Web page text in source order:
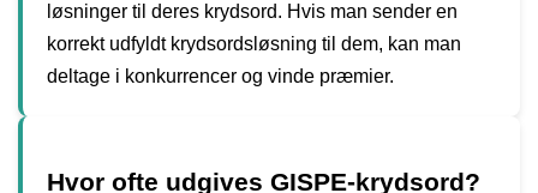
løsninger til deres krydsord. Hvis man sender en
korrekt udfyldt krydsordsløsning til dem, kan man
deltage i konkurrencer og vinde præmier.
Hvor ofte udgives GISPE-krydsord?